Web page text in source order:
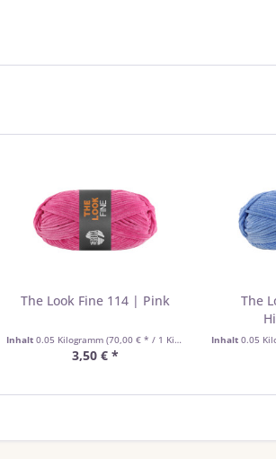
The Look Fine 114 | Pink
Inhalt0.05 Kilogramm(70,00 € * / 1 Kilogramm)
3,50 € *
The
Inhalt 0.05